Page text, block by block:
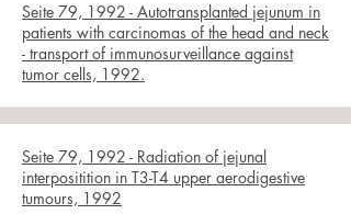
Seite 79, 1992 - Autotransplanted jejunum in
patients with carcinomas of the head and neck
- transport of immunosurveillance against
tumor cells, 1992.
Seite 79, 1992 - Radiation of jejunal
interpositition in T3-T4 upper aerodigestive
tumours, 1992